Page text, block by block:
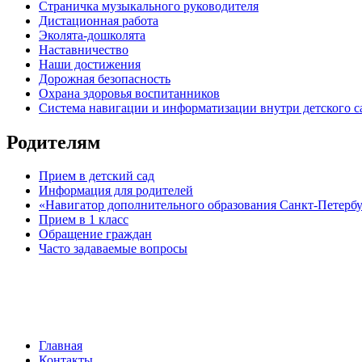
Страничка музыкального руководителя
Дистационная работа
Эколята-дошколята
Наставничество
Наши достижения
Дорожная безопасность
Охрана здоровья воспитанников
Система навигации и информатизации внутри детского
Родителям
Прием в детский сад
Информация для родителей
«Навигатор дополнительного образования Санкт-
Прием в 1 класс
Обращение граждан
Часто задаваемые вопросы
Главная